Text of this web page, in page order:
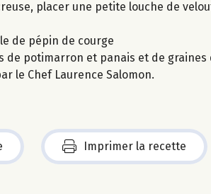
placer une petite louche de
de pépin de courge
de potimarron et panais et de
le Chef Laurence Salomon.
Imprimer la recette